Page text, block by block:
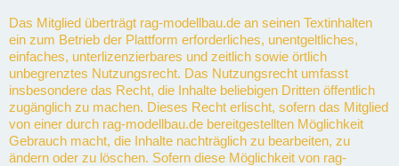
Das Mitglied überträgt rag-modellbau.de an seinen Textinhalten
ein zum Betrieb der Plattform erforderliches, unentgeltliches,
einfaches, unterlizenzierbares und zeitlich sowie örtlich
unbegrenztes Nutzungsrecht. Das Nutzungsrecht umfasst
insbesondere das Recht, die Inhalte beliebigen Dritten öffentlich
zugänglich zu machen. Dieses Recht erlischt, sofern das Mitglied
von einer durch rag-modellbau.de bereitgestellten Möglichkeit
Gebrauch macht, die Inhalte nachträglich zu bearbeiten, zu
ändern oder zu löschen. Sofern diese Möglichkeit von rag-